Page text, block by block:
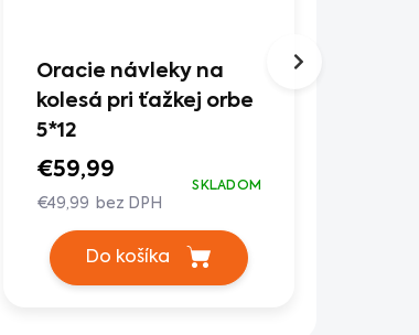
Oracie návleky na
kolesá pri ťažkej orbe
5*12
€59,99
€49,99 bez DPH
SKLADOM
Do košíka